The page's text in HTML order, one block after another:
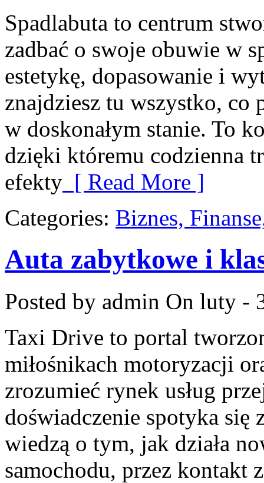
Spadlabuta to centrum
zadbać o swoje obuwie w
estetykę, dopasowanie i
znajdziesz tu wszystko, co
w doskonałym stanie. To
dzięki któremu codzienna
efekty [ Read More ]
Categories: Biznes,
Auta zabytkowe i
Posted by admin On luty -
Taxi Drive to portal
miłośnikach motoryzacji
zrozumieć rynek usług
doświadczenie spotyka się
wiedzą o tym, jak działa
samochodu, przez kontakt